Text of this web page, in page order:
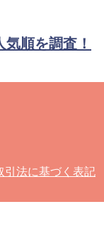
順を調査！
引法に基づく表記